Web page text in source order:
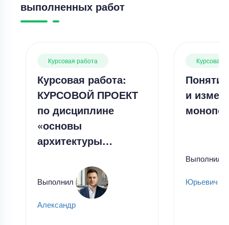
выполненных работ
Курсовая работа
Курсовая работа:
КУРСОВОЙ ПРОЕКТ
по дисциплине
«основы
архитектуры…
Выполнил
Александр
Курсовая
и
Выполнил
Юрьевич